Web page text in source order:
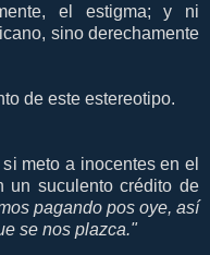
el estigma; y ni
sino derechamente
de este estereotipo.
meto a inocentes en el
un suculento crédito de
pagando pos oye, así
se nos plazca."